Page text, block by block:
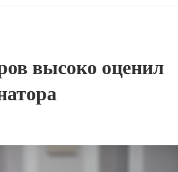
высоко оценил